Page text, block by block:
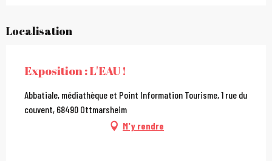
Localisation
Exposition : L'EAU !
Abbatiale, médiathèque et Point Information Tourisme, 1 rue du
couvent, 68490 Ottmarsheim
M'y rendre